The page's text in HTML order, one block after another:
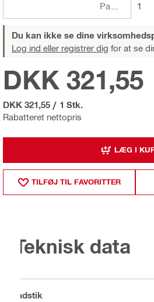
1
Du kan ikke se dine
Log ind eller registrer dig for at se
Rabatteret nettopris
DKK 321,55
DKK 321,55 / 1 Stk.
LÆG I
TILFØJ TIL FAVORITTER
Teknisk data
Indstik